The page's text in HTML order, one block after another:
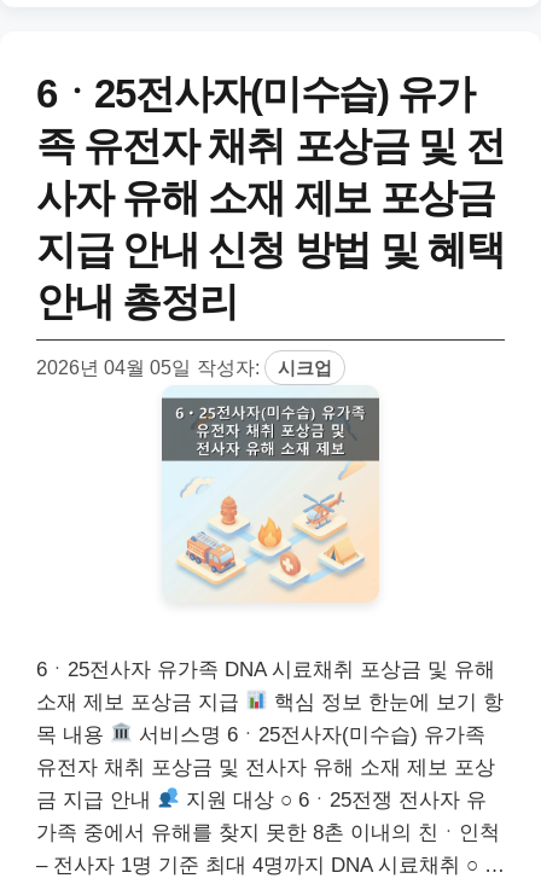
6ㆍ25전사자(미수습) 유가
족 유전자 채취 포상금 및 전
사자 유해 소재 제보 포상금
지급 안내 신청 방법 및 혜택
안내 총정리
2026년 04월 05일 작성자: 시크업
6ㆍ25전사자 유가족 DNA 시료채취 포상금 및 유해
소재 제보 포상금 지급
핵심 정보 한눈에 보기 항
목 내용
서비스명 6ㆍ25전사자(미수습) 유가족
유전자 채취 포상금 및 전사자 유해 소재 제보 포상
금 지급 안내
지원 대상 ○ 6ㆍ25전쟁 전사자 유
가족 중에서 유해를 찾지 못한 8촌 이내의 친ㆍ인척
– 전사자 1명 기준 최대 4명까지 DNA 시료채취 ○ …